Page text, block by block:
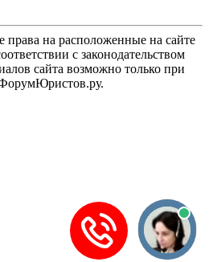
на расположенные на сайте
с законодательством
сайта возможно только при